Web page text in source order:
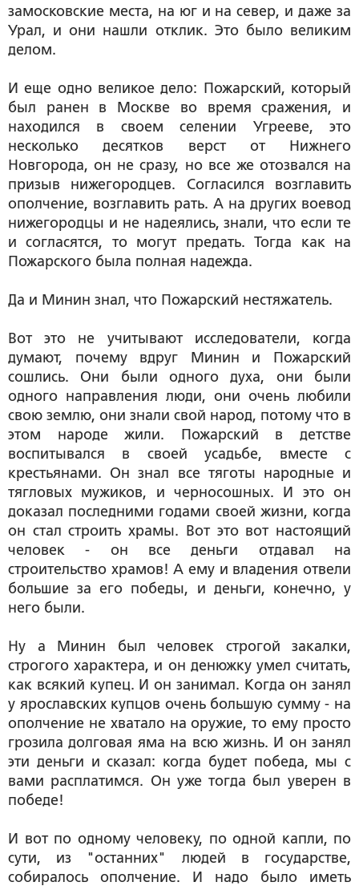
замосковские места, на юг и на север, и даже за
Урал, и они нашли отклик. Это было великим
делом.
И еще одно великое дело: Пожарский, который
был ранен в Москве во время сражения, и
находился в своем селении Угрееве, это
несколько десятков верст от Нижнего
Новгорода, он не сразу, но все же отозвался на
призыв нижегородцев. Согласился возглавить
ополчение, возглавить рать. А на других воевод
нижегородцы и не надеялись, знали, что если те
и согласятся, то могут предать. Тогда как на
Пожарского была полная надежда.
Да и Минин знал, что Пожарский нестяжатель.
Вот это не учитывают исследователи, когда
думают, почему вдруг Минин и Пожарский
сошлись. Они были одного духа, они были
одного направления люди, они очень любили
свою землю, они знали свой народ, потому что в
этом народе жили. Пожарский в детстве
воспитывался в своей усадьбе, вместе с
крестьянами. Он знал все тяготы народные и
тягловых мужиков, и черносошных. И это он
доказал последними годами своей жизни, когда
он стал строить храмы. Вот это вот настоящий
человек - он все деньги отдавал на
строительство храмов! А ему и владения отвели
большие за его победы, и деньги, конечно, у
него были.
Ну а Минин был человек строгой закалки,
строгого характера, и он денюжку умел считать,
как всякий купец. И он занимал. Когда он занял
у ярославских купцов очень большую сумму - на
ополчение не хватало на оружие, то ему просто
грозила долговая яма на всю жизнь. И он занял
эти деньги и сказал: когда будет победа, мы с
вами расплатимся. Он уже тогда был уверен в
победе!
И вот по одному человеку, по одной капли, по
сути, из "останних" людей в государстве,
собиралось ополчение. И надо было иметь